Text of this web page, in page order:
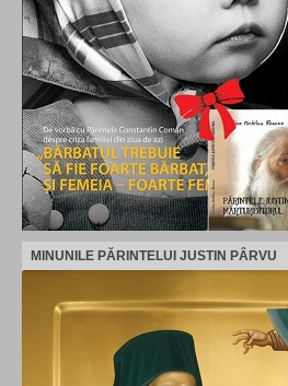
MINUNILE PĂRINTELUI JUSTIN PÂRVU